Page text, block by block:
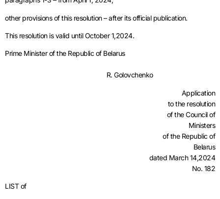
other provisions of this resolution – after its official publication.
This resolution is valid until October 1,2024.
Prime Minister of the Republic of Belarus
R. Golovchenko
Application
to the resolution
of the Council of
Ministers
of the Republic of
Belarus
dated March 14,2024
No. 182
LIST of